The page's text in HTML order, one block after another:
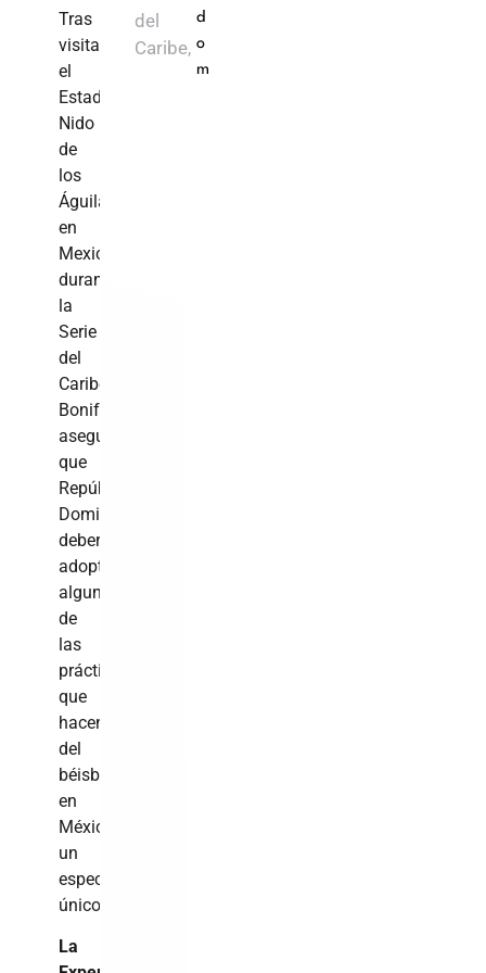
Tras
visitar
el
Estadio
Nido
de
los
Águilas
en
Mexicali
durante
la
Serie
del
Caribe,
Bonifacio
asegura
que
República
Dominicana
debería
adoptar
algunas
de
las
prácticas
que
hacen
del
béisbol
en
México
un
espectáculo
único.
La
del
Caribe,
d
o
m